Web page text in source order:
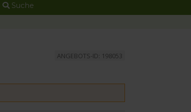
Suche
ANGEBOTS-ID: 198053